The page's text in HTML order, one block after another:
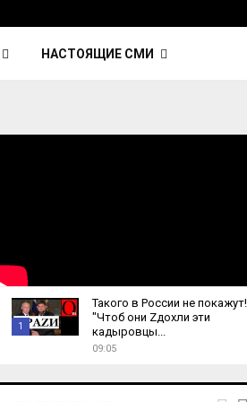
НАСТОЯЩИЕ СМИ
1
u
Такого в России не покажут!
"Чтоб они Zдохли эти
кадыровцы...
09:05